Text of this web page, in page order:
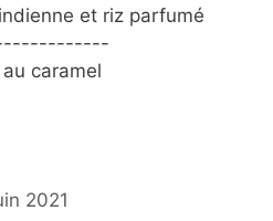
et riz parfumé
caramel
2021